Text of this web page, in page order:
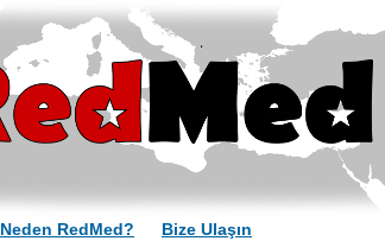
Neden RedMed? Bize Ulaşın